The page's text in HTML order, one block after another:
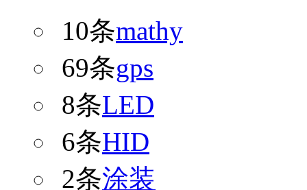
10条mathy
69条gps
8条LED
6条HID
2条涂装